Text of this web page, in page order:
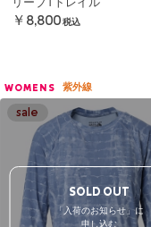
￥8,800 税込
WOMENS 紫外線
SOLD OUT
「入荷のお知らせ」に
申し込む